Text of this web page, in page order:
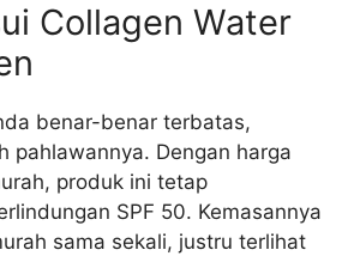
Collagen Water
benar-benar terbatas,
pahlawannya. Dengan harga
produk ini tetap
SPF 50. Kemasannya
sama sekali, justru terlihat